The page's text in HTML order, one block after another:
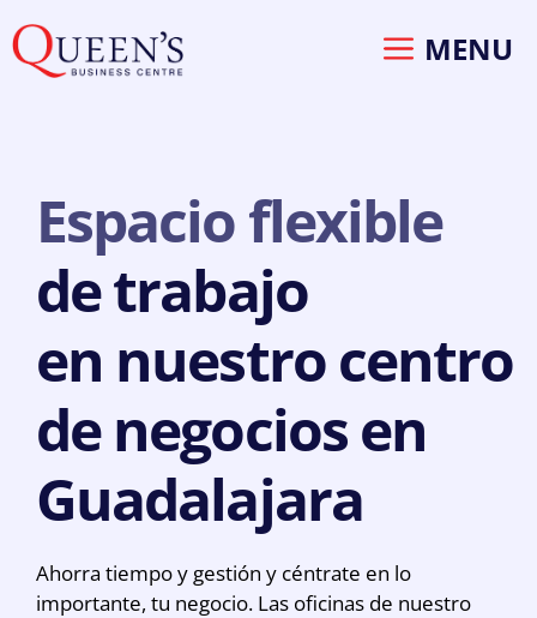
al
contenido
MENU
Espacio flexible
de trabajo
en nuestro centro
de negocios en
Guadalajara
Ahorra tiempo y gestión y céntrate en lo
importante, tu negocio. Las oficinas de nuestro